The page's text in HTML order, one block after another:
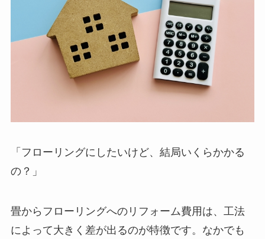
「フローリングにしたいけど、結局いくらかかる
の？」
畳からフローリングへのリフォーム費用は、工法
によって大きく差が出るのが特徴です。なかでも